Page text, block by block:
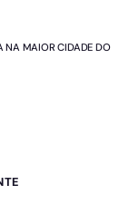
NA MAIOR CIDADE DO